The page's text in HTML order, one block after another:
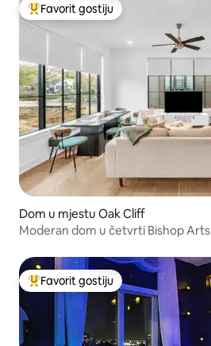
Glavni favorit gostiju
Favorit gostiju
Dom u mjestu Oak Cliff
Moderan dom u četvrti Bishop Arts
Glavni favorit gostiju
Favorit gostiju